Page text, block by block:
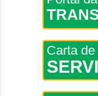
Carta de